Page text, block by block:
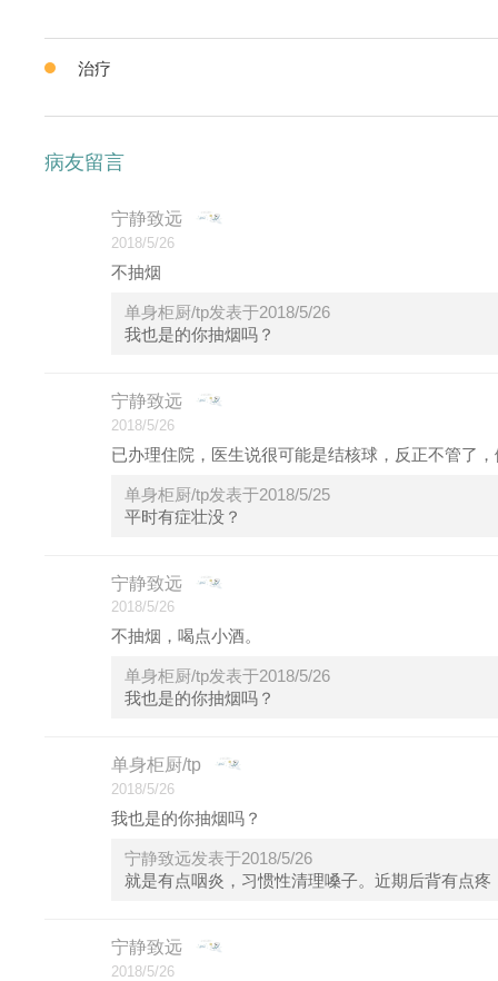
治疗
病友留言
宁静致远
2018/5/26
不抽烟
单身柜厨/tp发表于2018/5/26
我也是的你抽烟吗？
宁静致远
2018/5/26
已办理住院，医生说很可能是结核球，反正不管了
单身柜厨/tp发表于2018/5/25
平时有症壮没？
宁静致远
2018/5/26
不抽烟，喝点小酒。
单身柜厨/tp发表于2018/5/26
我也是的你抽烟吗？
单身柜厨/tp
2018/5/26
我也是的你抽烟吗？
宁静致远发表于2018/5/26
就是有点咽炎，习惯性清理嗓子。近期后背有点疼
宁静致远
2018/5/26